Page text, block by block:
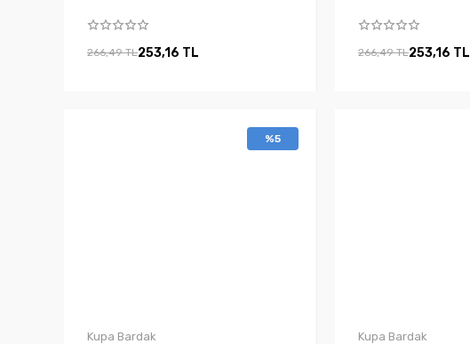
266,49 TL253,16 TL 266,49 TL253,16 TL
%5
Kupa Bardak Kupa Bardak